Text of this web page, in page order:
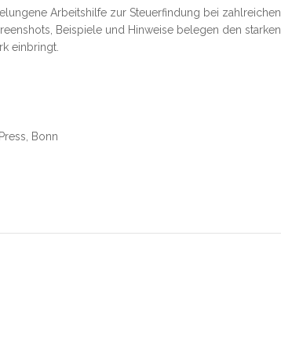
Arbeitshilfe zur Steuerfindung bei zahlreichen
Beispiele und Hinweise belegen den starken
einbringt.
Bonn